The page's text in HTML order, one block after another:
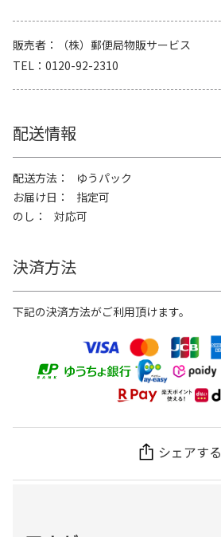
販売者
（株）郵便局物販サービス
TEL
0120-92-2310
配送情報
配送方法
ゆうパック
お届け日
指定可
のし
対応可
決済方法
下記の決済方法がご利用頂けます。
シェアする